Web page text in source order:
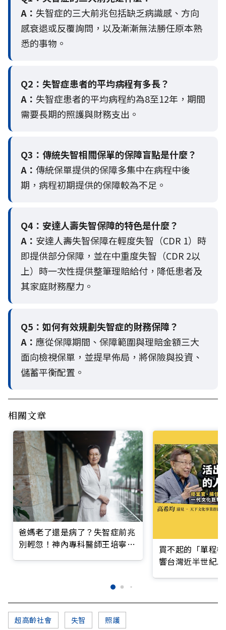
A： 失智症的三大前兆包括缺乏病識感、方向
感衰退或反覆詢問，以及漸漸無法勝任原本熟
悉的事物。
Q2： 失智症患者的平均病程有多長？
A： 失智症患者的平均病程約為8至12年，期間
需要長期的照護與財務支出。
Q3： 傳統失智相關保單的保障盲點是什麼？
A： 傳統保單提供的保障多集中在病程中後
期，病程初期提供的保障較為不足。
Q4： 安達人壽失智保障的特色是什麼？
A： 安達人壽失智保障在輕度失智（CDR 1）時
即提供部分保障，並在中重度失智（CDR 2以
上）時一次性提供整筆理賠給付，降低患者及
其家庭財務壓力。
Q5： 如何有效規劃失智症的財務保障？
A： 應從保障期間、保障範圍與理賠金額三大
面向檢視保單，並提早佈局，將保險與投資、
儲蓄平衡配置。
相關文章
爸媽老了還是病了？失智症前兆
別輕忽！神內專科醫師王培寧呼
買不起的「單程
響台灣近半世紀
超高齡社會 失智 照護